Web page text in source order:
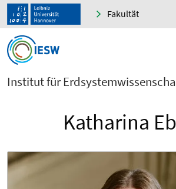
Fakultät
Institut für
Katharina